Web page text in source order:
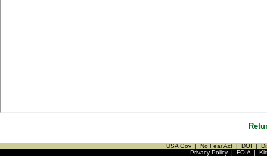
USA Gov | No Fear Act | DOI |
Privacy Policy| FOIA|